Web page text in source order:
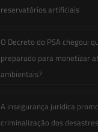
reservatórios artificiais
O Decreto do PSA chegou:
preparado para monetizar
ambientais?
A insegurança jurídica
criminalização dos